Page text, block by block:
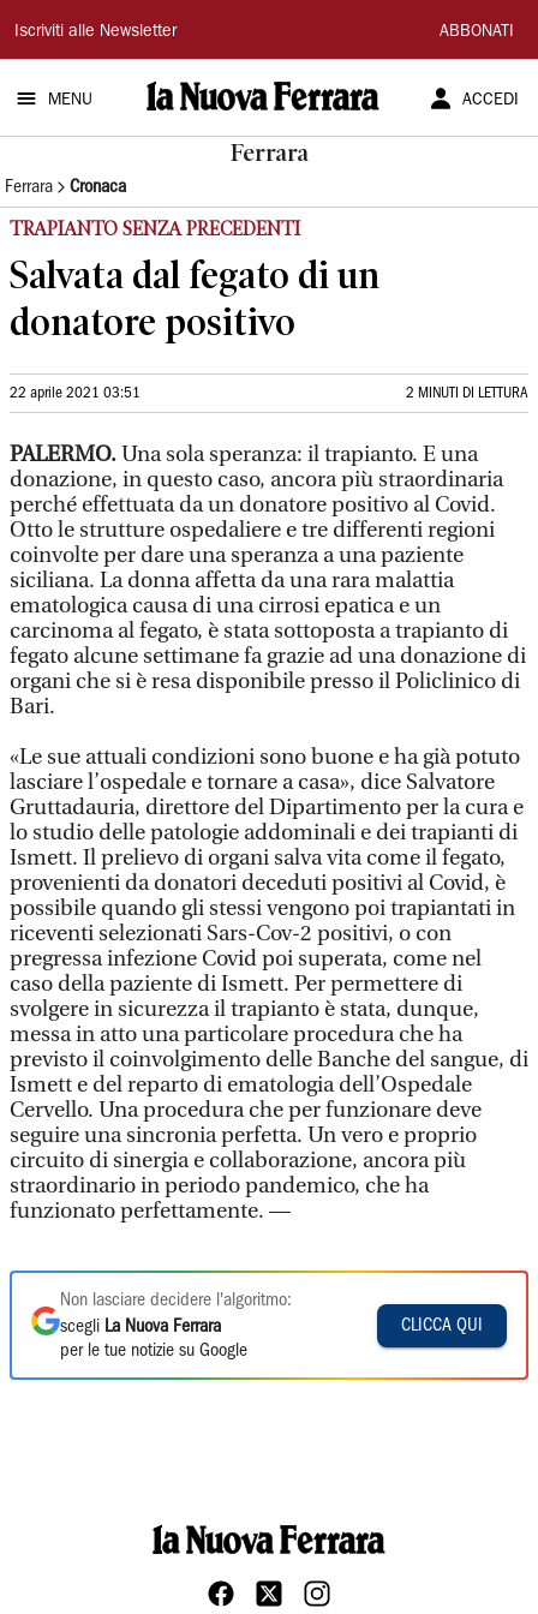
La
Nuova
Ferrara
Iscriviti alle Newsletter ABBONATI
MENU ACCEDI
Ferrara
Ferrara Cronaca
TRAPIANTO SENZA PRECEDENTI
Salvata dal fegato di un
donatore positivo
22 aprile 2021 03:51 2 MINUTI DI LETTURA
PALERMO.Una sola speranza: il trapianto. E una
donazione, in questo caso, ancora più straordinaria
perché effettuata da un donatore positivo al Covid.
Otto le strutture ospedaliere e tre differenti regioni
coinvolte per dare una speranza a una paziente
siciliana. La donna affetta da una rara malattia
ematologica causa di una cirrosi epatica e un
carcinoma al fegato, è stata sottoposta a trapianto di
fegato alcune settimane fa grazie ad una donazione di
organi che si è resa disponibile presso il Policlinico di
Bari.
«Le sue attuali condizioni sono buone e ha già potuto
lasciare l’ospedale e tornare a casa», dice Salvatore
Gruttadauria, direttore del Dipartimento per la cura e
lo studio delle patologie addominali e dei trapianti di
Ismett. Il prelievo di organi salva vita come il fegato,
provenienti da donatori deceduti positivi al Covid, è
possibile quando gli stessi vengono poi trapiantati in
riceventi selezionati Sars-Cov-2 positivi, o con
pregressa infezione Covid poi superata, come nel
caso della paziente di Ismett. Per permettere di
svolgere in sicurezza il trapianto è stata, dunque,
messa in atto una particolare procedura che ha
previsto il coinvolgimento delle Banche del sangue, di
Ismett e del reparto di ematologia dell’Ospedale
Cervello. Una procedura che per funzionare deve
seguire una sincronia perfetta. Un vero e proprio
circuito di sinergia e collaborazione, ancora più
straordinario in periodo pandemico, che ha
funzionato perfettamente. —
Non lasciare decidere l'algoritmo:
scegli La Nuova Ferrara
per le tue notizie su Google
CLICCA QUI